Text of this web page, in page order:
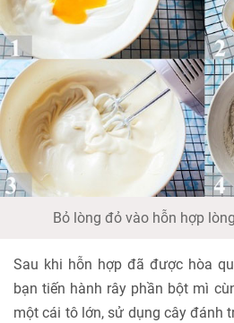
Bỏ lòng đỏ vào hỗn hợp
Sau khi hỗn hợp đã được hòa
bạn tiến hành rây phần bột mì
một cái tô lớn, sử dụng cây đánh